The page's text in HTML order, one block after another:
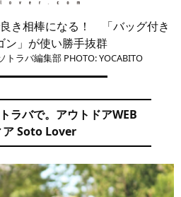
き相棒になる！ 「バッグ付き
ン」が使い勝手抜群
トラバ編集部 PHOTO: YOCABITO
ラバで。アウトドアWEB
ア Soto Lover